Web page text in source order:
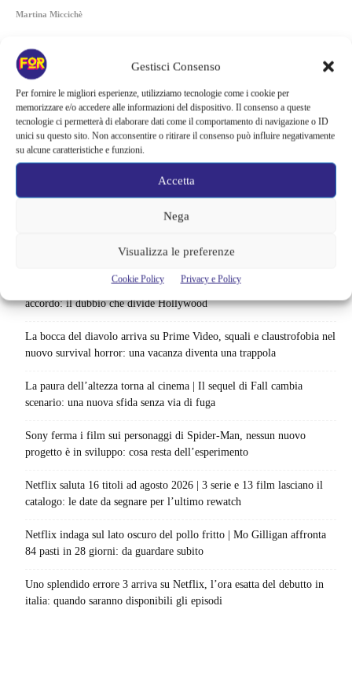
Gestisci Consenso
Per fornire le migliori esperienze, utilizziamo tecnologie come i cookie per
memorizzare e/o accedere alle informazioni del dispositivo. Il consenso a queste
tecnologie ci permetterà di elaborare dati come il comportamento di navigazione o ID
unici su questo sito. Non acconsentire o ritirare il consenso può influire negativamente
su alcune caratteristiche e funzioni.
Accetta
Nega
Visualizza le preferenze
Cookie Policy Privacy e Policy
Martina Miccichè
Barbie 2 rischia di saltare | Warner Bros. ha pochi mesi per trovare un
accordo: il dubbio che divide Hollywood
La bocca del diavolo arriva su Prime Video, squali e claustrofobia nel
nuovo survival horror: una vacanza diventa una trappola
La paura dell’altezza torna al cinema | Il sequel di Fall cambia
scenario: una nuova sfida senza via di fuga
Sony ferma i film sui personaggi di Spider-Man, nessun nuovo
progetto è in sviluppo: cosa resta dell’esperimento
Netflix saluta 16 titoli ad agosto 2026 | 3 serie e 13 film lasciano il
catalogo: le date da segnare per l’ultimo rewatch
Netflix indaga sul lato oscuro del pollo fritto | Mo Gilligan affronta
84 pasti in 28 giorni: da guardare subito
Uno splendido errore 3 arriva su Netflix, l’ora esatta del debutto in
italia: quando saranno disponibili gli episodi